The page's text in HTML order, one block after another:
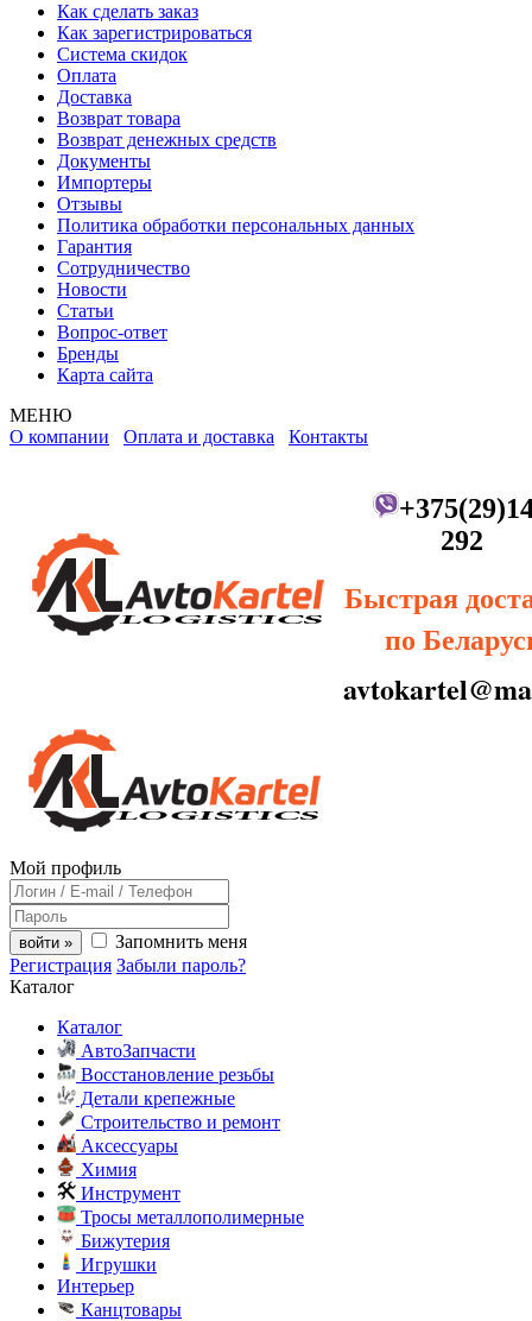
Как сделать заказ
Как зарегистрироваться
Система скидок
Оплата
Доставка
Возврат товара
Возврат денежных средств
Документы
Импортеры
Отзывы
Политика обработки персональных данных
Гарантия
Сотрудничество
Новости
Статьи
Вопрос-ответ
Бренды
Карта сайта
МЕНЮ
О компании Оплата и доставка Контакты
292
Быстрая
по
Мой профиль
войти »
Запомнить меня
Регистрация Забыли пароль?
Каталог
Каталог
АвтоЗапчасти
Восстановление резьбы
Детали крепежные
Строительство и ремонт
Аксессуары
Химия
Инструмент
Тросы металлополимерные
Бижутерия
Игрушки
Интерьер
Канцтовары